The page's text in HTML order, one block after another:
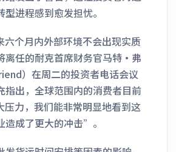
进程感到愈发担忧。
六个月内外部环境不会出现实质
任的耐克首席财务官马特·弗
）在周二的投资者电话会议
指出，全球范围内的消费者目前
力，我们能非常明显地看到这
造成了更大的冲击”。